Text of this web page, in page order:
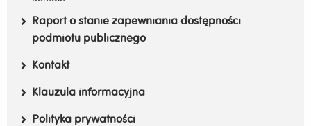
Raport o stanie zapewniania dostępności
podmiotu publicznego
Kontakt
Klauzula informacyjna
Polityka prywatności